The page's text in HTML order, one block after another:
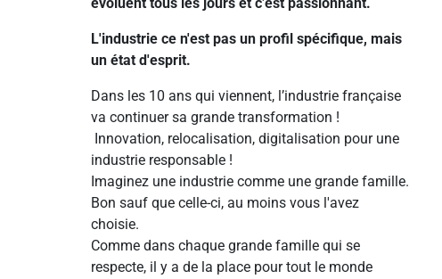
L'industrie ce n'est pas un profil spécifique, mais
un état d'esprit.
Dans les 10 ans qui viennent, l’industrie française
va continuer sa grande transformation !
Innovation, relocalisation, digitalisation pour une
industrie responsable !
Imaginez une industrie comme une grande famille.
Bon sauf que celle-ci, au moins vous l'avez
choisie.
Comme dans chaque grande famille qui se
respecte, il y a de la place pour tout le monde